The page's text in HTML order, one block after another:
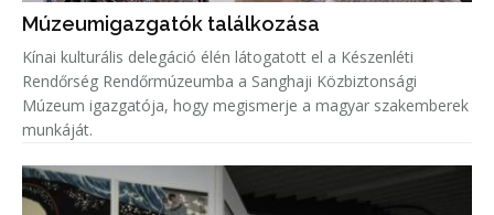
Múzeumigazgatók találkozása
Kínai kulturális delegáció élén látogatott el a Készenléti
Rendőrség Rendőrmúzeumba a Sanghaji Közbiztonsági
Múzeum igazgatója, hogy megismerje a magyar szakemberek
munkáját.